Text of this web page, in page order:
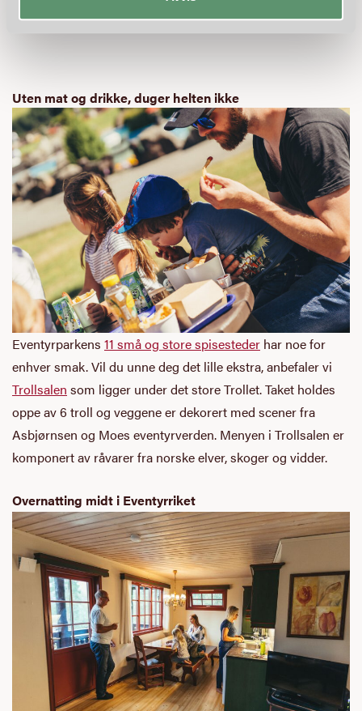
Uten mat og drikke, duger helten ikke
Eventyrparkens 11 små og store spisesteder har noe for
enhver smak. Vil du unne deg det lille ekstra, anbefaler vi
Trollsalen som ligger under det store Trollet. Taket holdes
oppe av 6 troll og veggene er dekorert med scener fra
Asbjørnsen og Moes eventyrverden. Menyen i Trollsalen er
komponert av råvarer fra norske elver, skoger og vidder.
Overnatting midt i Eventyrriket